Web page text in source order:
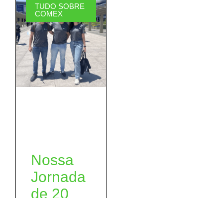
TUDO SOBRE
COMEX
Nossa
Jornada
de 20